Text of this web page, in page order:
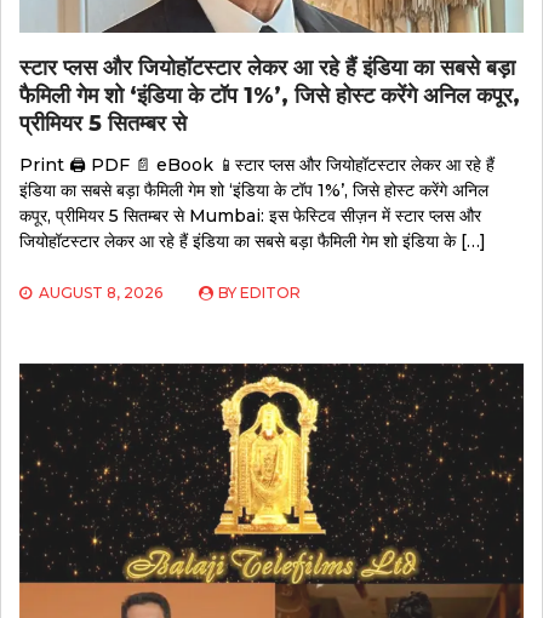
स्टार प्लस और जियोहॉटस्टार लेकर आ रहे हैं इंडिया का सबसे बड़ा
फैमिली गेम शो ‘इंडिया के टॉप 1%’, जिसे होस्ट करेंगे अनिल कपूर,
प्रीमियर 5 सितम्बर से
Print 🖨 PDF 📄 eBook 📱स्टार प्लस और जियोहॉटस्टार लेकर आ रहे हैं
इंडिया का सबसे बड़ा फैमिली गेम शो ‘इंडिया के टॉप 1%’, जिसे होस्ट करेंगे अनिल
कपूर, प्रीमियर 5 सितम्बर से Mumbai: इस फेस्टिव सीज़न में स्टार प्लस और
जियोहॉटस्टार लेकर आ रहे हैं इंडिया का सबसे बड़ा फैमिली गेम शो इंडिया के […]
AUGUST 8, 2026 BY EDITOR